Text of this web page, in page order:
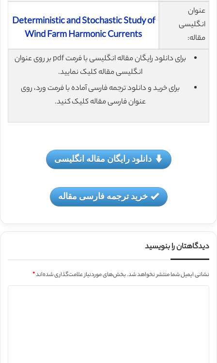
عنوان
انگلیسی
مقاله:
Deterministic and Stochastic Study of
Wind Farm Harmonic Currents
برای دانلود رایگان مقاله انگلیسی با فرمت pdf بر روی عنوان
انگلیسی مقاله کلیک نمایید.
برای خرید و دانلود ترجمه فارسی آماده با فرمت ورد، روی
عنوان فارسی مقاله کلیک کنید.
دانلود رایگان مقاله انگلیسی
خرید ترجمه فارسی مقاله
دیدگاهتان را بنویسید
نشانی ایمیل شما منتشر نخواهد شد.بخش‌های موردنیاز علامت‌گذاری شده‌اند*